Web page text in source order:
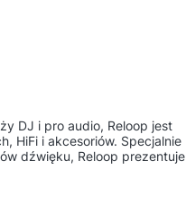
DJ i pro audio, Reloop jest
HiFi i akcesoriów. Specjalnie
dźwięku, Reloop prezentuje